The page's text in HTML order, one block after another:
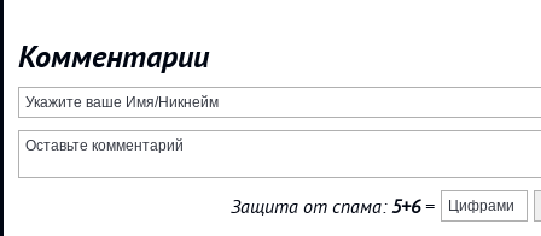
Комментарии
Защита от спама:5+6=